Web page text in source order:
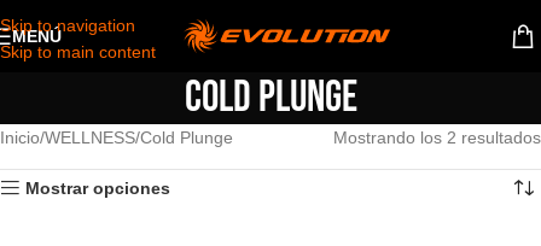
Skip to navigation
Skip to main content
MENÚ
Cold Plunge
Inicio WELLNESS Cold Plunge Mostrando los 2 resultados
Mostrar opciones